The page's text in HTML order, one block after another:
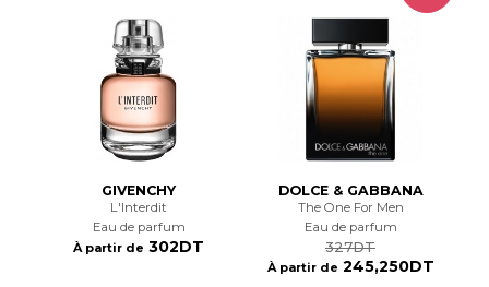
GIVENCHY
L'interdit
Eau de parfum
À partir de 302DT
DOLCE & GABBANA
The One For Men
Eau de parfum
327DT
À partir de 245,250DT